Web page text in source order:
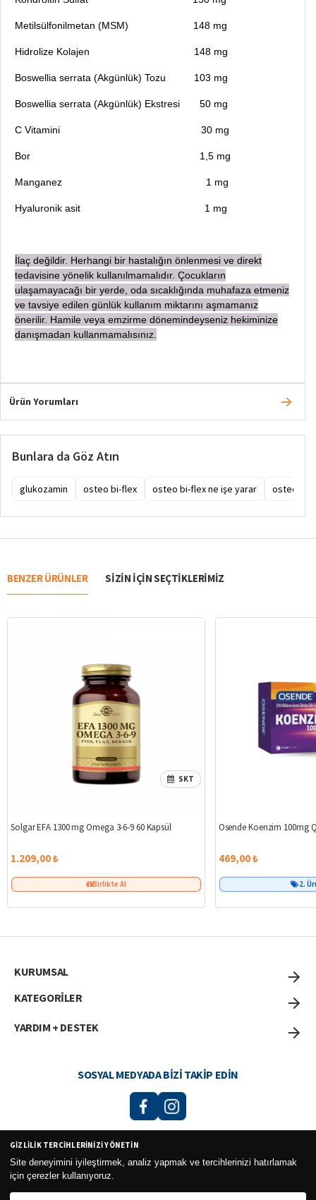
Metilsülfonilmetan (MSM) 148 mg
Hidrolize Kolajen 148 mg
Boswellia serrata (Akgünlük) Tozu 103 mg
Boswellia serrata (Akgünlük) Ekstresi 50 mg
C Vitamini 30 mg
Bor 1,5 mg
Manganez 1 mg
Hyaluronik asit 1 mg
İlaç değildir. Herhangi bir hastalığın önlenmesi ve direkt
tedavisine yönelik kullanılmamalıdır. Çocukların
ulaşamayacağı bir yerde, oda sıcaklığında muhafaza etmeniz
ve tavsiye edilen günlük kullanım miktarını aşmamanız
önerilir. Hamile veya emzirme dönemindeyseniz hekiminize
danışmadan kullanmamalısınız.
Ürün Yorumları
Bunlara da Göz Atın
glukozamin osteo bi-flex osteo bi-flex ne işe yarar osteo bi-
BENZER ÜRÜNLER SIZIN IÇIN SEÇTIKLERIMIZ
SKT
Solgar EFA 1300 mg Omega 3-6-9 60 Kapsül
1.209,00 ₺
Birlikte Al
Osende Koenzim 100mg
469,00 ₺
2.
KURUMSAL
KATEGORİLER
YARDIM + DESTEK
SOSYAL MEDYADA BIZI TAKIP EDIN
Curesel Turizm Ticaret Limited Şirketi 2026 ©
GIZLILIK TERCIHLERINIZI YÖNETIN
Site deneyimini iyileştirmek, analiz yapmak ve tercihlerinizi hatırlamak
için çerezler kullanıyoruz.